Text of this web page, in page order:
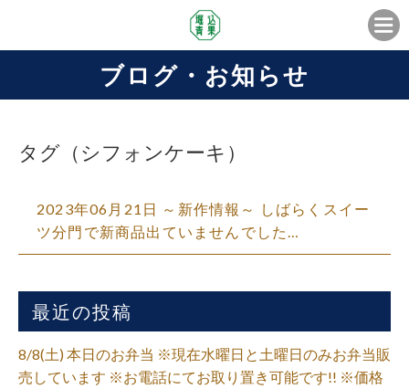
ブログ・お知らせ
タグ（シフォンケーキ）
2023年06月21日 ～新作情報～ しばらくスイー
ツ分門で新商品出ていませんでした…
最近の投稿
8/8(土) 本日のお弁当 ※現在水曜日と土曜日のみお弁当販
売しています ※お電話にてお取り置き可能です!! ※価格